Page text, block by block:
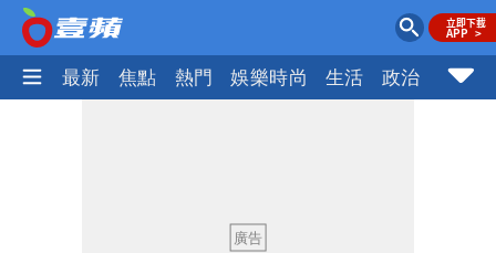
最新 焦點 熱門 娛樂時尚 生活 政治 社會